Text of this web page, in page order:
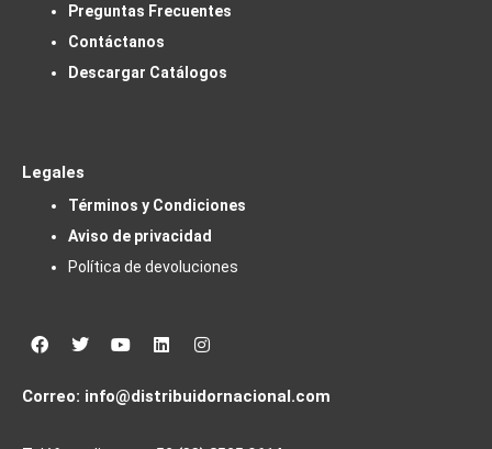
Preguntas Frecuentes
Contáctanos
Descargar Catálogos
Legales
Términos y Condiciones
Aviso de privacidad
Política de devoluciones
Facebook
TwitterYoutubeLinkedinInstagram
Correo: info@distribuidornacional.com